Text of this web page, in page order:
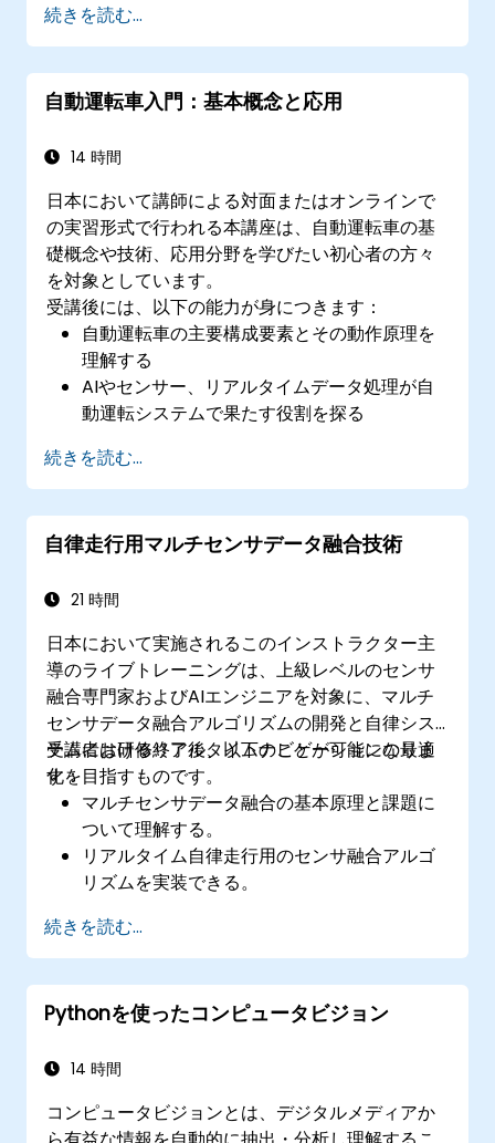
定量的解析が可能になる。
マクロ機能やプラグインを用いて反復的な作
業を自動化できるようになる。
生物学研究における特定の画像分析ニーズに
続きを読む...
自動運転車入門：基本概念と応用
14 時間
日本において講師による対面またはオンラインで
の実習形式で行われる本講座は、自動運転車の基
礎概念や技術、応用分野を学びたい初心者の方々
を対象としています。
受講後には、以下の能力が身につきます：
自動運転車の主要構成要素とその動作原理を
理解する
AIやセンサー、リアルタイムデータ処理が自
動運転システムで果たす役割を探る
の応用事例を分析する
自動運転技術にまつわる倫理的・法的・規制
面の課題を考察する
自動運転車シミュレーションに実際に触れる
続きを読む...
自律走行用マルチセンサデータ融合技術
21 時間
日本において実施されるこのインストラクター主
導のライブトレーニングは、上級レベルのセンサ
融合専門家およびAIエンジニアを対象に、マルチ
センサデータ融合アルゴリズムの開発と自律シス
テムにおけるリアルタイムナビゲーションの最適
化を目指すものです。
受講者は研修終了後、以下のことが可能になりま
す：
マルチセンサデータ融合の基本原理と課題に
ついて理解する。
リアルタイム自律走行用のセンサ融合アルゴ
リズムを実装できる。
を統合し、認識能力を向上させられる。
さまざまな環境下での融合システムの性能を
分析・評価できる。
センサノイズの低減やデータ整合性確保のた
続きを読む...
Pythonを使ったコンピュータビジョン
14 時間
コンピュータビジョンとは、デジタルメディアか